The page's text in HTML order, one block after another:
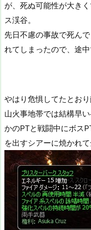
が、死ぬ可能性が大き
ス渓谷。
先日不慮の事故で死ん
れてしまったので、途
やはり危惧してたとお
山火事地帯では結構早
かのPTと戦闘中にボス
を出すシアーに焼かれ